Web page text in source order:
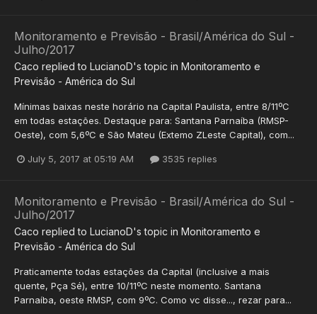
Monitoramento e Previsão - Brasil/América do Sul -
Julho/2017
Caco replied to LucianoD's topic in Monitoramento e
Previsão - América do Sul
Mínimas baixas neste horário na Capital Paulista, entre 8/11ºC
em todas estações. Destaque para: Santana Parnaíba (RMSP-
Oeste), com 5,6ºC e São Mateu (Extemo ZLeste Capital), com...
July 5, 2017 at 05:19 AM 3535 replies
Monitoramento e Previsão - Brasil/América do Sul -
Julho/2017
Caco replied to LucianoD's topic in Monitoramento e
Previsão - América do Sul
Praticamente todas estações da Capital (inclusive a mais
quente, Pça Sé), entre 10/11ºC neste momento. Santana
Parnaíba, oeste RMSP, com 9ºC. Como vc disse..., rezar para...